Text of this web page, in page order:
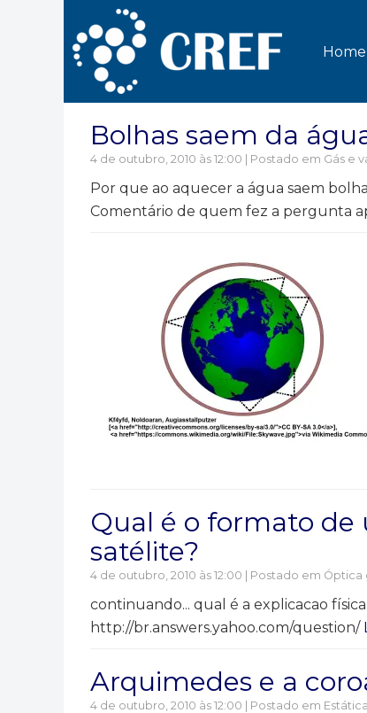
Home
Bolhas saem da
4 de outubro, 2010 às 12:00 | Postado em Gás e
Por que ao aquecer a água saem
Comentário de quem fez a pergunta
Qual é o formato de
satélite?
4 de outubro, 2010 às 12:00 | Postado em Óptica
continuando... qual é a explicacao
http://br.answers.yahoo.com/question/
Arquimedes e a
4 de outubro, 2010 às 12:00 | Postado em